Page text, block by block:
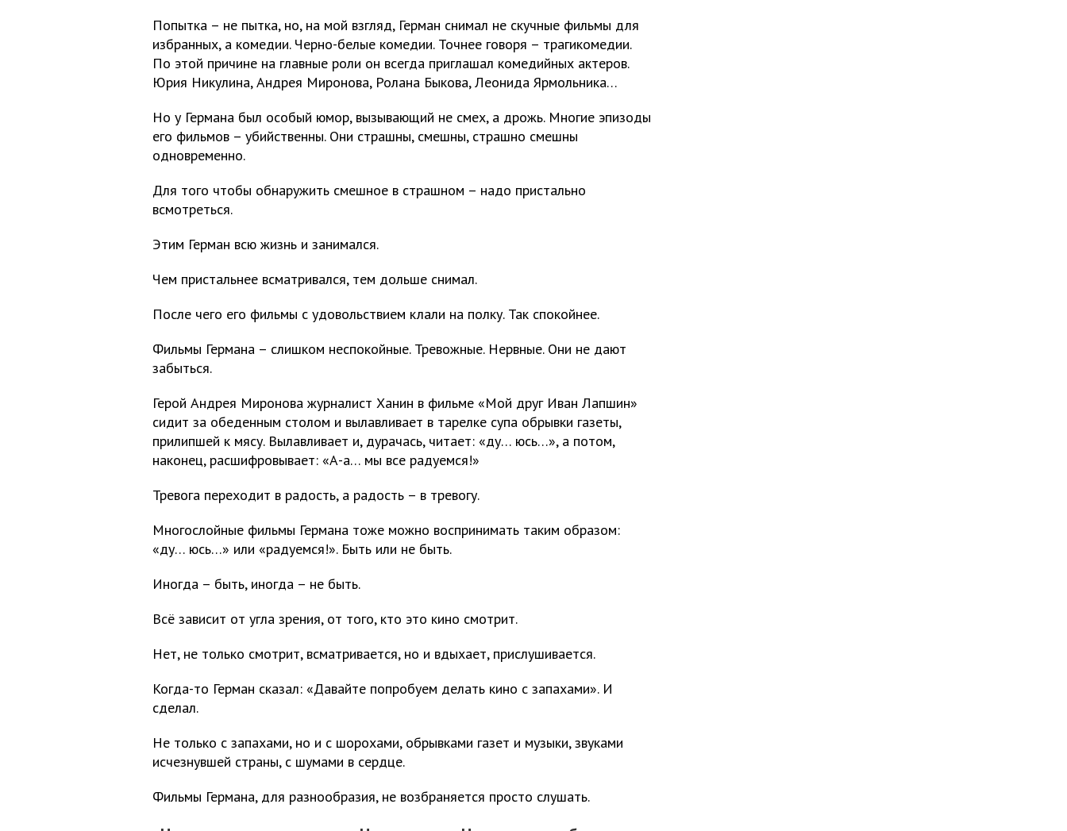
Попытка – не пытка, но, на мой взгляд, Герман снимал не скучные фильмы для
избранных, а комедии. Черно-белые комедии. Точнее говоря – трагикомедии.
По этой причине на главные роли он всегда приглашал комедийных актеров.
Юрия Никулина, Андрея Миронова, Ролана Быкова, Леонида Ярмольника…
Но у Германа был особый юмор, вызывающий не смех, а дрожь. Многие эпизоды
его фильмов – убийственны. Они страшны, смешны, страшно смешны
одновременно.
Для того чтобы обнаружить смешное в страшном – надо пристально
всмотреться.
Этим Герман всю жизнь и занимался.
Чем пристальнее всматривался, тем дольше снимал.
После чего его фильмы с удовольствием клали на полку. Так спокойнее.
Фильмы Германа – слишком неспокойные. Тревожные. Нервные. Они не дают
забыться.
Герой Андрея Миронова журналист Ханин в фильме «Мой друг Иван Лапшин»
сидит за обеденным столом и вылавливает в тарелке супа обрывки газеты,
прилипшей к мясу. Вылавливает и, дурачась, читает: «ду… юсь…», а потом,
наконец, расшифровывает: «А-а… мы все радуемся!»
Тревога переходит в радость, а радость – в тревогу.
Многослойные фильмы Германа тоже можно воспринимать таким образом:
«ду… юсь…» или «радуемся!». Быть или не быть.
Иногда – быть, иногда – не быть.
Всё зависит от угла зрения, от того, кто это кино смотрит.
Нет, не только смотрит, всматривается, но и вдыхает, прислушивается.
Когда-то Герман сказал: «Давайте попробуем делать кино с запахами». И
сделал.
Не только с запахами, но и с шорохами, обрывками газет и музыки, звуками
исчезнувшей страны, с шумами в сердце.
Фильмы Германа, для разнообразия, не возбраняется просто слушать.